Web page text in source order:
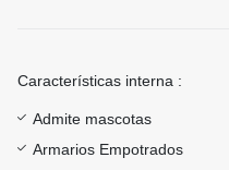
Características interna :
Admite mascotas
Armarios Empotrados